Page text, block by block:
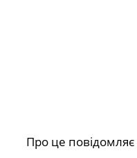
Про це повідомляє